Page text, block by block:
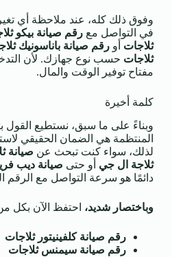
وفوق ذلك كله، عند ملاحظة أي تغير
في التواصل مع رقم صيانة بيكو
ثلاجات أو رقم صيانة باناسونيك
ثلاجات حسب نوع جهازك. لأن
مفتاح توفير الوقت والمال.
كلمة أخيرة
وبناءً على ما سبق، نستطيع القول
المنتظمة هي الضمان الحقيقي
لذلك، سواء كنت تبحث عن صيانة
ثلاجة ال جي أو حتى صيانة ديب
دائمًا هو سرعة التواصل مع الرقم
وباختصار شديد، احتفظ الآن بكل
رقم صيانة كلفينيتور ثلاجات
رقم صيانة سيمنس ثلاجات